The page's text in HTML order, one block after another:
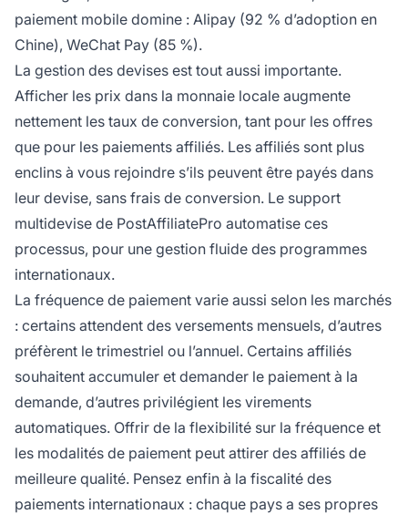
paiement mobile domine : Alipay (92 % d’adoption en
Chine), WeChat Pay (85 %).
La gestion des devises est tout aussi importante.
Afficher les prix dans la monnaie locale augmente
nettement les taux de conversion, tant pour les offres
que pour les paiements affiliés. Les affiliés sont plus
enclins à vous rejoindre s’ils peuvent être payés dans
leur devise, sans frais de conversion. Le support
multidevise de PostAffiliatePro automatise ces
processus, pour une gestion fluide des programmes
internationaux.
La fréquence de paiement varie aussi selon les marchés
: certains attendent des versements mensuels, d’autres
préfèrent le trimestriel ou l’annuel. Certains affiliés
souhaitent accumuler et demander le paiement à la
demande, d’autres privilégient les virements
automatiques. Offrir de la flexibilité sur la fréquence et
les modalités de paiement peut attirer des affiliés de
meilleure qualité. Pensez enfin à la fiscalité des
paiements internationaux : chaque pays a ses propres